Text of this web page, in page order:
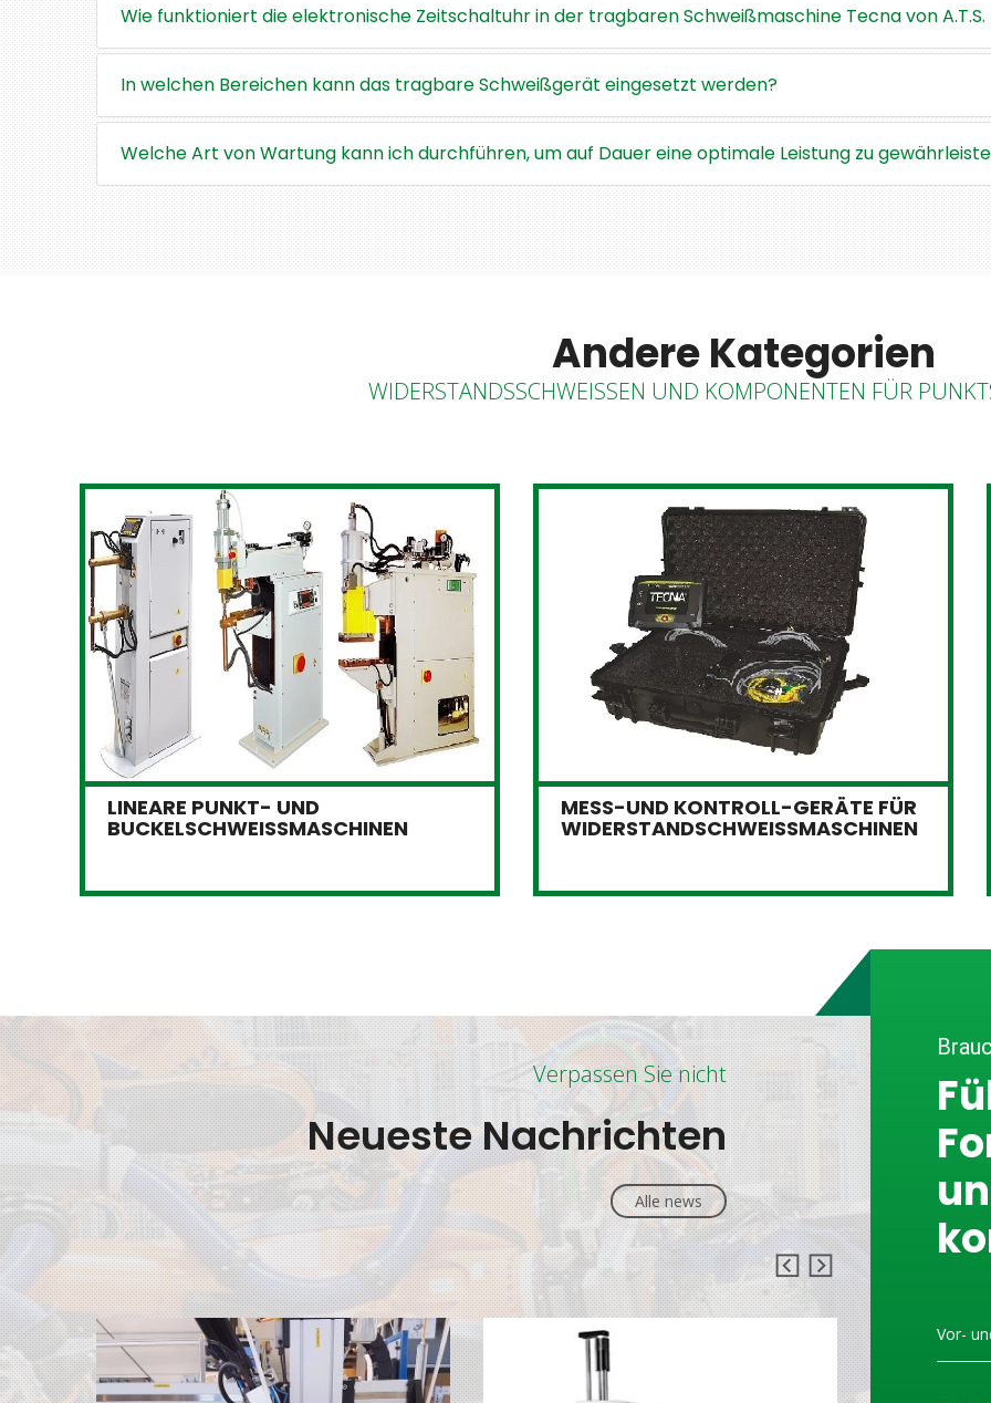
Wie funktioniert die elektronische Zeitschaltuhr in der tragbaren Schweißmaschine Tecna von
In welchen Bereichen kann das tragbare Schweißgerät eingesetzt werden?
Welche Art von Wartung kann ich durchführen, um auf Dauer eine optimale Leistung zu
Andere Kategorien
WIDERSTANDSSCHWEISSEN UND KOMPONENTEN FÜR
LINEARE PUNKT- UND
BUCKELSCHWEISSMASCHINEN
MESS-UND KONTROLL-GERÄTE FÜR
WIDERSTANDSCHWEISSMASCHINEN
Verpassen Sie nicht
Neueste Nachrichten
Alle news